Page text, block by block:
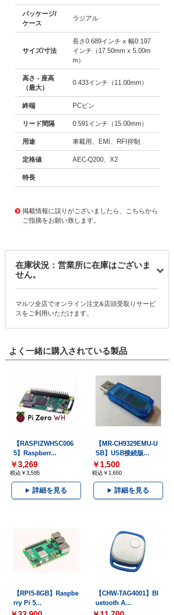
パッケージ/
ケース
ラジアル
サイズ/寸法
長さ0.689インチ x 幅0.197
インチ（17.50mm x 5.00m
m）
高さ - 座高
（最大）
0.433インチ（11.00mm）
終端 PCピン
リード間隔 0.591インチ（15.00mm）
用途 車載用、EMI、RFI抑制
定格値 AEC-Q200、X2
特長
掲載情報に誤りがございましたら、こちらから
ご指摘をお願い致します。
在庫状況：営業所に在庫はございま
せん。
マルツ全店でオンライン注文&店頭受取りサービ
スをご利用いただけます。
よく一緒に購入されている製品
【RASPIZWHSC006
5】Raspberr...
￥3,269
税込￥3,595
詳細を見る
【MR-CH9329EMU-U
SB】USB接続版...
￥1,500
税込￥1,650
詳細を見る
【RPI5-8GB】Raspbe
rry Pi 5...
【CHW-TAG4001】Bl
uetooth A...